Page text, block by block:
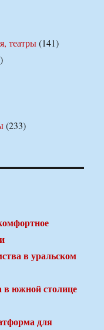
театры(141)
(233)
в уральском
в южной столице
для